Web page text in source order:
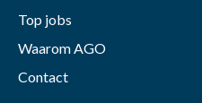
Top jobs
Waarom AGO
Contact